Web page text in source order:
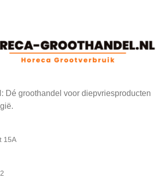
Dé groothandel voor diepvriesproducten
15A